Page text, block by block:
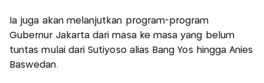
Ia juga akan melanjutkan program-program
Gubernur Jakarta dari masa ke masa yang belum
tuntas mulai dari Sutiyoso alias Bang Yos hingga Anies
Baswedan.